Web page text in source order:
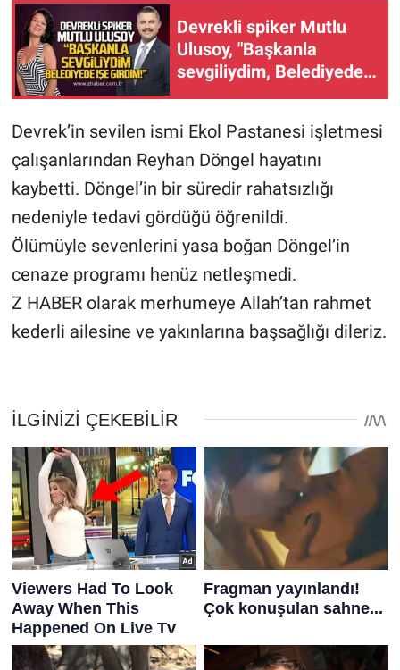
Devrekli spiker Mutlu
Ulusoy, "Başkanla
sevgiliydim, Belediyede
Devrek’in sevilen ismi Ekol Pastanesi işletmesi
çalışanlarından Reyhan Döngel hayatını
kaybetti. Döngel’in bir süredir rahatsızlığı
nedeniyle tedavi gördüğü öğrenildi.
Ölümüyle sevenlerini yasa boğan Döngel’in
cenaze programı henüz netleşmedi.
Z HABER olarak merhumeye Allah’tan rahmet
kederli ailesine ve yakınlarına başsağlığı dileriz.